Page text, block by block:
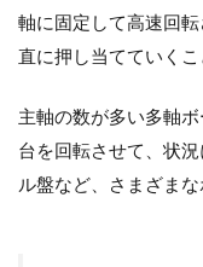
軸に固定して高速回
直に押し当てていくこ
主軸の数が多い多軸
台を回転させて、状
ル盤など、さまざまな